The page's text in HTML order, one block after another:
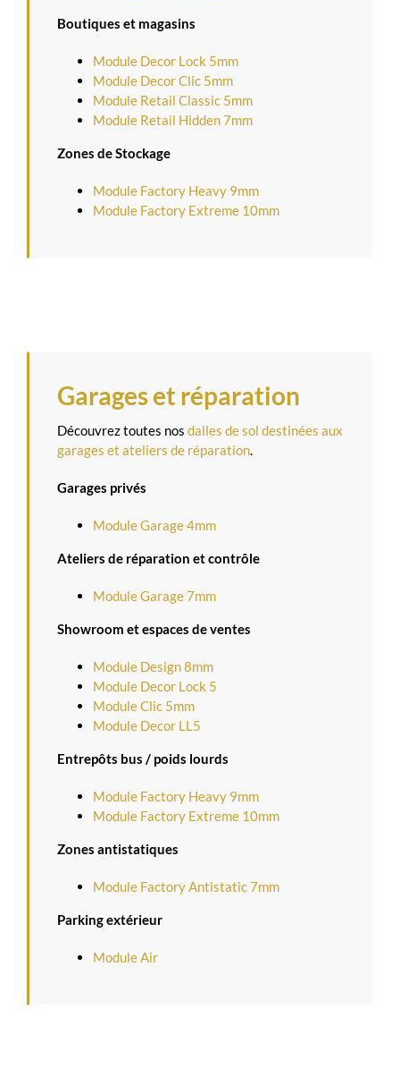
Boutiques et magasins
Module Decor Lock 5mm
Module Decor Clic 5mm
Module Retail Classic 5mm
Module Retail Hidden 7mm
Zones de Stockage
Module Factory Heavy 9mm
Module Factory Extreme 10mm
Garages et réparation
Découvrez toutes nos dalles de sol destinées aux
garages et ateliers de réparation
Garages privés
Module Garage 4mm
Ateliers de réparation et contrôle
Module Garage 7mm
Showroom et espaces de ventes
Module Design 8mm
Module Decor Lock 5
Module Clic 5mm
Module Decor LL5
Entrepôts bus / poids lourds
Module Factory Heavy 9mm
Module Factory Extreme 10mm
Zones antistatiques
Module Factory Antistatic 7mm
Parking extérieur
Module Air